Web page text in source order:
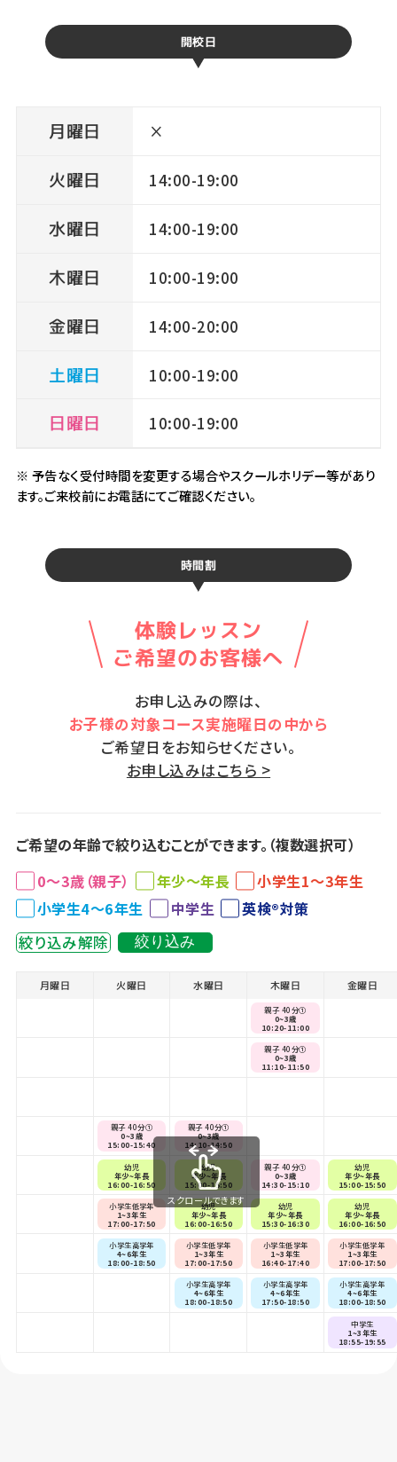
開校日
月曜日
火曜日
水曜日
木曜日
金曜日
土曜日
日曜日
×
14:00-19:00
14:00-19:00
10:00-19:00
14:00-20:00
10:00-19:00
10:00-19:00
※ 予告なく受付時間を変更する場合やスクールホリデー等があり
ます。ご来校前にお電話にてご確認ください。
時間割
体験レッスン
ご希望のお客様へ
お申し込みの際は、
お子様の対象コース実施曜日の中から
ご希望日をお知らせください。
お申し込みはこちら >
ご希望の年齢で絞り込むことができます。（複数選択可）
0～3歳（親子）
年少～年長
小学生1～3年生
小学生4～6年生
中学生
英検®対策
絞り込み解除
絞り込み
月曜日 火曜日
親子 40分①
0~3歳
15:00-15:40
幼児
年少~年長
16:00-16:50
小学生低学年
1~3年生
17:00-17:50
小学生高学年
4~6年生
18:00-18:50
水曜日
親子 40分①
0~3歳
14:10-14:50
幼児
年少~年長
15:00-15:50
幼児
年少~年長
16:00-16:50
小学生低学年
1~3年生
17:00-17:50
小学生高学年
4~6年生
18:00-18:50
木曜日
親子 40分①
0~3歳
10:20-11:00
親子 40分①
0~3歳
11:10-11:50
親子 40分①
0~3歳
14:30-15:10
幼児
年少~年長
15:30-16:30
小学生低学年
1~3年生
16:40-17:40
小学生高学年
4~6年生
17:50-18:50
金曜日
幼児
年少~年長
15:00-15:50
幼児
年少~年長
16:00-16:50
小学生低学年
1~3年生
17:00-17:50
小学生高学年
4~6年生
18:00-18:50
中学生
1~3年生
18:55-19:55
スクロールできます